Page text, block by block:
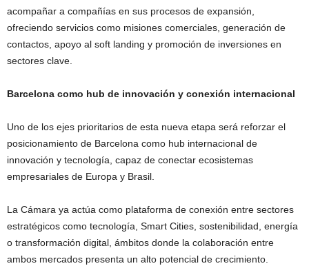
acompañar a compañías en sus procesos de expansión,
ofreciendo servicios como misiones comerciales, generación de
contactos, apoyo al soft landing y promoción de inversiones en
sectores clave.
Barcelona como hub de innovación y conexión internacional
Uno de los ejes prioritarios de esta nueva etapa será reforzar el
posicionamiento de Barcelona como hub internacional de
innovación y tecnología, capaz de conectar ecosistemas
empresariales de Europa y Brasil.
La Cámara ya actúa como plataforma de conexión entre sectores
estratégicos como tecnología, Smart Cities, sostenibilidad, energía
o transformación digital, ámbitos donde la colaboración entre
ambos mercados presenta un alto potencial de crecimiento.